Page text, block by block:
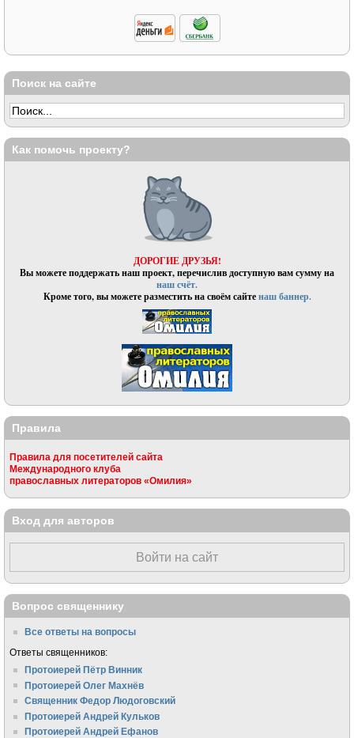
Поиск на сайте
Как помочь проекту?
ДОРОГИЕ ДРУЗЬЯ!
Вы можете поддержать наш проект, перечислив доступную вам сумму на
наш счёт.
Кроме того, вы можете разместить на своём сайтенаш баннер.
Правила
Правила для посетителей сайта
Международного клуба
православных литераторов «Омилия»
Вход для авторов
Войти на сайт
Вопрос священнику
Все ответы на вопросы
Ответы священников:
Протоиерей Пётр Винник
Протоиерей Олег Махнёв
Священник Федор Людоговский
Протоиерей Андрей Кульков
Протоиерей Андрей Ефанов